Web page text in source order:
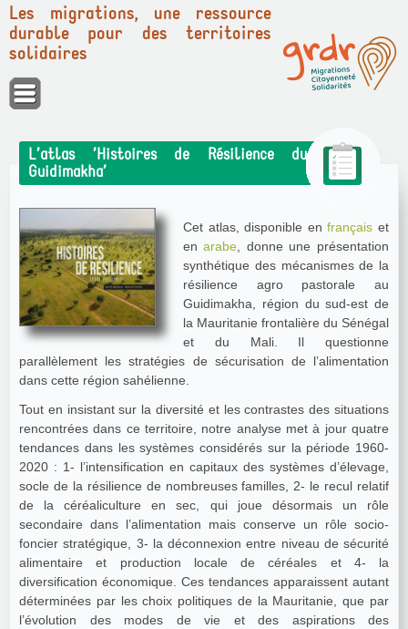
Panneau de gestion des cookies
Les migrations, une ressource
durable pour des territoires
solidaires
L’atlas ’Histoires de Résilience du
Guidimakha’
Cet atlas, disponible en français et
en arabe , donne une présentation
synthétique des mécanismes de la
résilience agro pastorale au
Guidimakha, région du sud-est de
la Mauritanie frontalière du Sénégal
et du Mali. Il questionne
parallèlement les stratégies de sécurisation de l’alimentation
dans cette région sahélienne.
Tout en insistant sur la diversité et les contrastes des situations
rencontrées dans ce territoire, notre analyse met à jour quatre
tendances dans les systèmes considérés sur la période 1960-
2020 : 1- l’intensification en capitaux des systèmes d’élevage,
socle de la résilience de nombreuses familles, 2- le recul relatif
de la céréaliculture en sec, qui joue désormais un rôle
secondaire dans l’alimentation mais conserve un rôle socio-
foncier stratégique, 3- la déconnexion entre niveau de sécurité
alimentaire et production locale de céréales et 4- la
diversification économique. Ces tendances apparaissent autant
déterminées par les choix politiques de la Mauritanie, que par
l’évolution des modes de vie et des aspirations des